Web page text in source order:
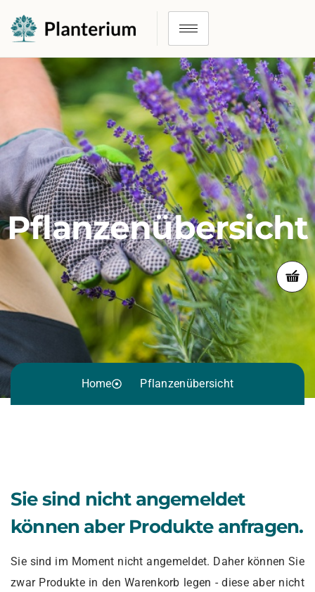
Pflanzenübersicht
Home Pflanzenübersicht
Sie sind nicht angemeldet
können aber Produkte anfragen.
Sie sind im Moment nicht angemeldet. Daher können Sie
zwar Produkte in den Warenkorb legen - diese aber nicht